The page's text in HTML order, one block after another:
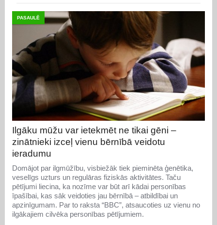
PASAULĒ
Ilgāku mūžu var ietekmēt ne tikai gēni –
zinātnieki izceļ vienu bērnībā veidotu
ieradumu
Domājot par ilgmūžību, visbiežāk tiek pieminēta ģenētika,
veselīgs uzturs un regulāras fiziskās aktivitātes. Taču
pētījumi liecina, ka nozīme var būt arī kādai personības
īpašībai, kas sāk veidoties jau bērnībā – atbildībai un
apzinīgumam. Par to raksta “BBC”, atsaucoties uz vienu no
ilgākajiem cilvēka personības pētījumiem.